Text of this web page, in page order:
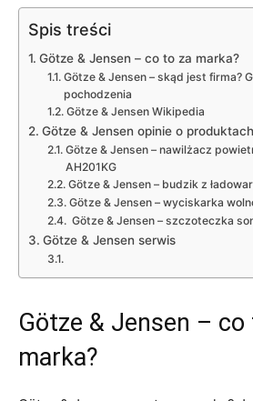
Spis treści
Götze & Jensen – co to za marka?
Götze & Jensen – skąd jest firma?
pochodzenia
Götze & Jensen Wikipedia
Götze & Jensen opinie o produktach
Götze & Jensen – nawilżacz
AH201KG
Götze & Jensen – budzik z
Götze & Jensen – wyciskarka
Götze & Jensen – szczoteczka
Götze & Jensen serwis
Götze & Jensen – co
marka?